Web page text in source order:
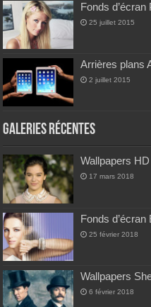
Fonds d’écran
25 juillet 2015
Arrières plans
2 juillet 2015
Galeries Récentes
Wallpapers
17 mars 2018
Fonds
25 février 2018
Wallpapers
6 février 2018